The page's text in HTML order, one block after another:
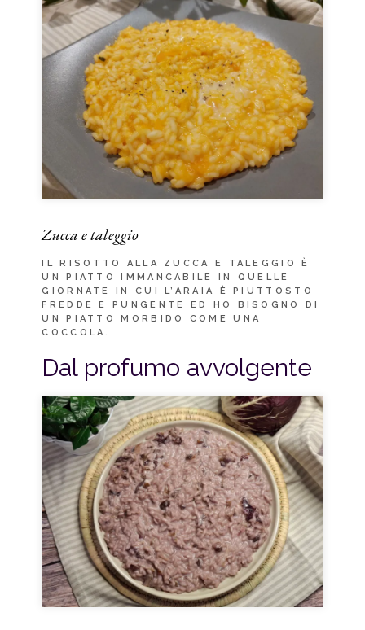
Zucca e taleggio
IL RISOTTO ALLA ZUCCA E TALEGGIO È
UN PIATTO IMMANCABILE IN QUELLE
GIORNATE IN CUI L’ARAIA È PIUTTOSTO
FREDDE E PUNGENTE ED HO BISOGNO DI
UN PIATTO MORBIDO COME UNA
COCCOLA.
Dal profumo avvolgente